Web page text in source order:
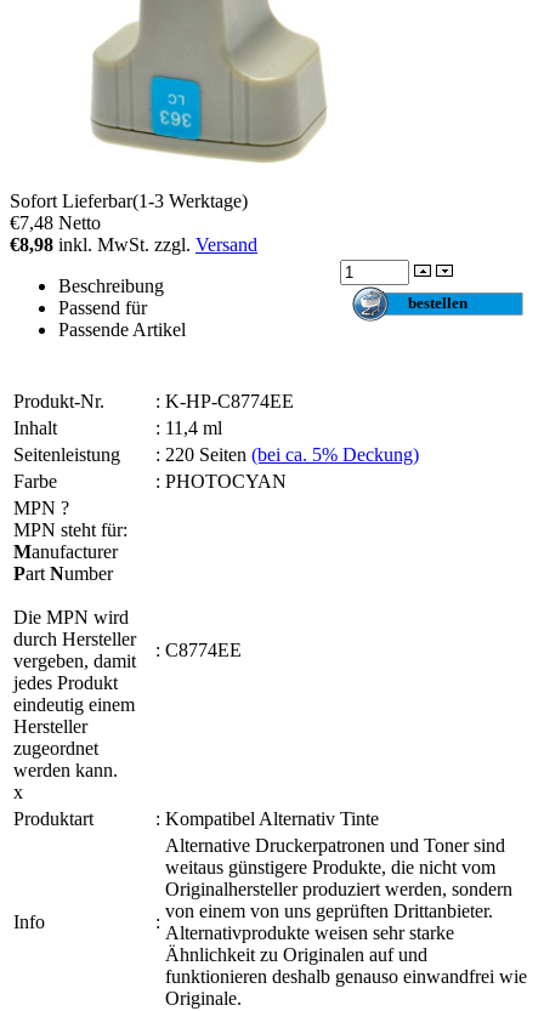
Sofort Lieferbar(1-3 Werktage)
€7,48 Netto
€8,98 inkl. MwSt. zzgl. Versand
Beschreibung
Passend für
Passende Artikel
Produkt-Nr. : K-HP-C8774EE
Inhalt
: 11,4 ml
Seitenleistung
: 220 Seiten (bei ca. 5% Deckung)
Farbe
: PHOTOCYAN
MPN ?
MPN steht für:
Manufacturer
Part Number
Die MPN wird
durch Hersteller
vergeben, damit
jedes Produkt
eindeutig einem
Hersteller
zugeordnet
werden kann.
x
: C8774EE
Produktart : Kompatibel Alternativ Tinte
Info :
Alternative Druckerpatronen und Toner sind
weitaus günstigere Produkte, die nicht vom
Originalhersteller produziert werden, sondern
von einem von uns geprüften Drittanbieter.
Alternativprodukte weisen sehr starke
Ähnlichkeit zu Originalen auf und
funktionieren deshalb genauso einwandfrei wie
Originale.